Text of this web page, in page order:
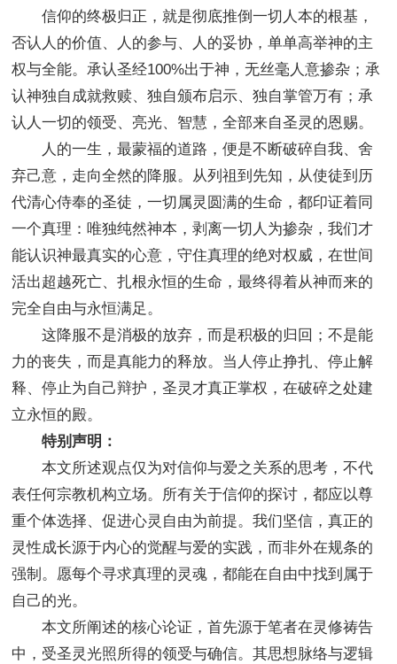
信仰的终极归正，就是彻底推倒一切人本的根基，
否认人的价值、人的参与、人的妥协，单单高举神的主
权与全能。承认圣经100%出于神，无丝毫人意掺杂；承
认神独自成就救赎、独自颁布启示、独自掌管万有；承
认人一切的领受、亮光、智慧，全部来自圣灵的恩赐。
人的一生，最蒙福的道路，便是不断破碎自我、舍
弃己意，走向全然的降服。从列祖到先知，从使徒到历
代清心侍奉的圣徒，一切属灵圆满的生命，都印证着同
一个真理：唯独纯然神本，剥离一切人为掺杂，我们才
能认识神最真实的心意，守住真理的绝对权威，在世间
活出超越死亡、扎根永恒的生命，最终得着从神而来的
完全自由与永恒满足。
这降服不是消极的放弃，而是积极的归回；不是能
力的丧失，而是真能力的释放。当人停止挣扎、停止解
释、停止为自己辩护，圣灵才真正掌权，在破碎之处建
立永恒的殿。
特别声明：
本文所述观点仅为对信仰与爱之关系的思考，不代
表任何宗教机构立场。所有关于信仰的探讨，都应以尊
重个体选择、促进心灵自由为前提。我们坚信，真正的
灵性成长源于内心的觉醒与爱的实践，而非外在规条的
强制。愿每个寻求真理的灵魂，都能在自由中找到属于
自己的光。
本文所阐述的核心论证，首先源于笔者在灵修祷告
中，受圣灵光照所得的领受与确信。其思想脉络与逻辑